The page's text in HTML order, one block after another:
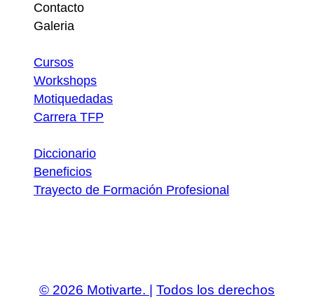
Contacto
Galeria
Cursos
Workshops
Motiquedadas
Carrera TFP
Diccionario
Beneficios
Trayecto de Formación Profesional
© 2026 Motivarte. |
Todos los derechos